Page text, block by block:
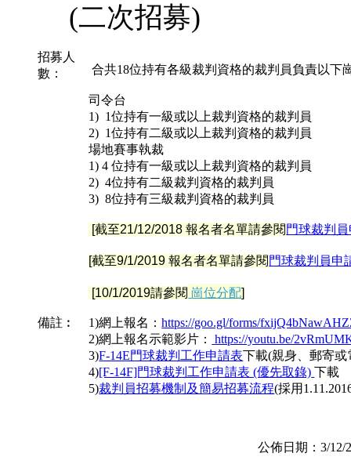
(二次招募)
招募人
數：
合共18位持有各級裁判資格的裁判員負責以下
司令台
1) 1位持有一級或以上裁判資格的裁判員
2) 1位持有二級或以上裁判資格的裁判員
場地賽事執裁
1) 4 位持有一級或以上裁判資格的裁判員
2) 4位持有二級裁判資格的裁判員
3) 8位持有三級裁判資格的裁判員
[截至21/12/2018 報名者名單請參閱 門球裁判
[截至9/1/2019 報名者名單請參閱 門球裁判員申
[10/1/2019請參閱 崗位分配]
備註︰ 1)網上報名：https://goo.gl/forms/
2)網上報名示範影片：
https://youtu.be/
3)F-14E門球裁判工作申請表下載(親身、郵寄或
4)[F-14F]門球裁判工作申請表 (優先取錄) 下載
5)裁判員招募機制及簡易招募流程(採用
公佈日期：3/12/